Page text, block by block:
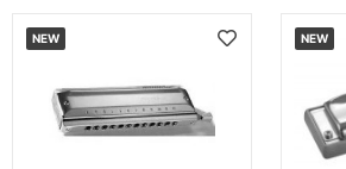
NEW NEW